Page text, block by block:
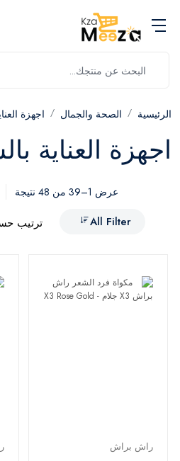
الرئيسية الصحة والجمال اجهزة
اجهزة العناية
عرض 1–39 من 48 نتيجة
All Filter
ترتيب
راش براش